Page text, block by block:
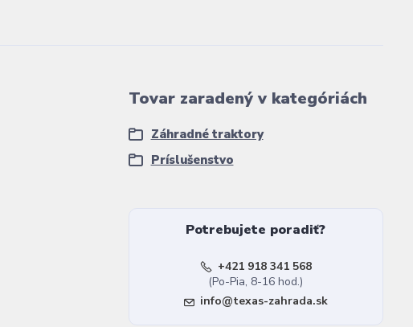
Tovar zaradený v kategóriách
Záhradné traktory
Príslušenstvo
Potrebujete poradiť?
+421 918 341 568
(Po-Pia, 8-16 hod.)
info@texas-zahrada.sk